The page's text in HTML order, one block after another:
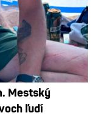
Mestský
ľudí